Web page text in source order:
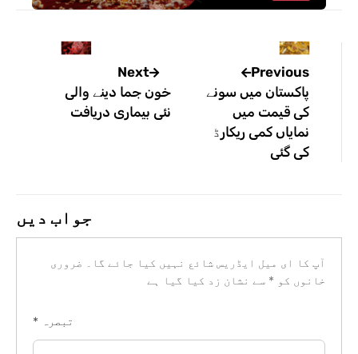
Previous
پاکستان میں سونے
کی قیمت میں
نمایاں کمی ریکارڈ
کی گئی
Next
خون جما دینے والی
نئی بیماری دریافت
جواب دیں
آپ کا ای میل ایڈریس شائع نہیں کیا جائے گا۔
ضروری
خانوں کو * سے نشان زد کیا گیا ہے
تبصرہ *